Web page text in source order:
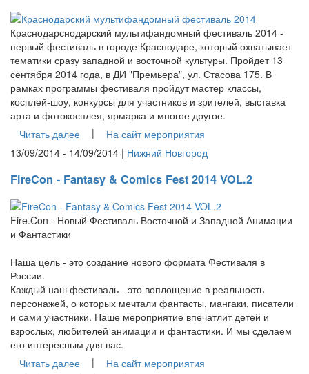
Краснодарснодарский мультифандомный фестиваль 2014 -
первый фестиваль в городе Краснодаре, который охватывает
тематики сразу западной и восточной культуры. Пройдет 13
сентября 2014 года, в ДИ "Премьера", ул. Стасова 175. В
рамках программы фестиваля пройдут мастер классы,
косплей-шоу, конкурсы для участников и зрителей, выставка
арта и фотокосплея, ярмарка и многое другое.
Читать далее
|
На сайт мероприятия
13/09/2014 - 14/09/2014 | Нижний Новгород
FireCon - Fantasy & Comics Fest 2014 VOL.2
Fire.Con - Новый Фестиваль Восточной и Западной Анимации
и Фантастики
Наша цель - это создание нового формата Фестиваля в
России.
Каждый наш фестиваль - это воплощение в реальность
персонажей, о которых мечтали фантасты, мангаки, писатели
и сами участники. Наше мероприятие впечатлит детей и
взрослых, любителей анимации и фантастики. И мы сделаем
его интересным для вас.
Читать далее
|
На сайт мероприятия